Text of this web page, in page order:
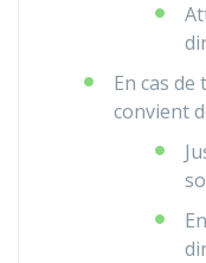
En cas
convient